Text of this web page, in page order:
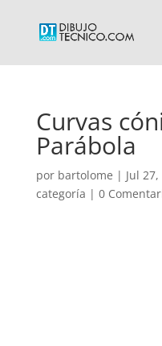
Curvas
Parábola
por bartolome | Jul
categoría | 0